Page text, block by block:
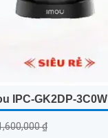
IPC-GK2DP-3C0W
₫